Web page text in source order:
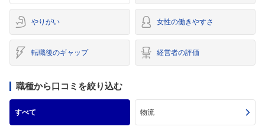
やりがい 女性の働きやすさ
転職後のギャップ 経営者の評価
職種から口コミを絞り込む
すべて 物流